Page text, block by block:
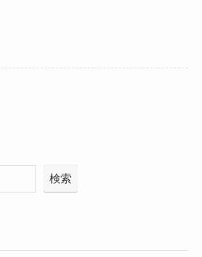
検索